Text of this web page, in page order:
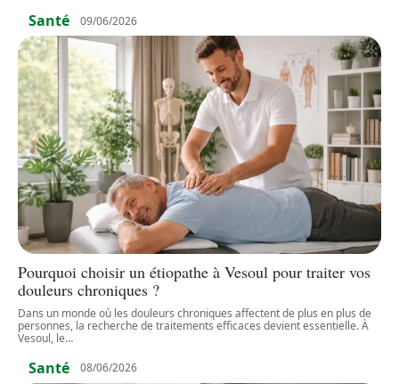
Santé 09/06/2026
Pourquoi choisir un étiopathe à Vesoul pour traiter vos
douleurs chroniques ?
Dans un monde où les douleurs chroniques affectent de plus en plus de
personnes, la recherche de traitements efficaces devient essentielle. À
Vesoul, le…
Santé 08/06/2026